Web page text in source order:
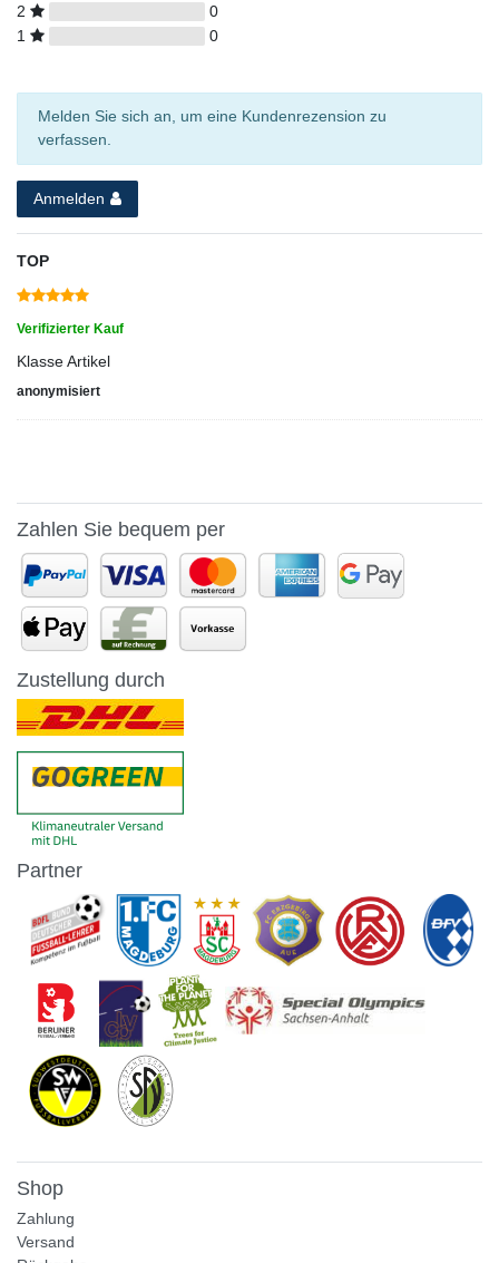
2
0
1
0
Melden Sie sich an, um eine Kundenrezension zu
verfassen.
Anmelden
TOP
Verifizierter Kauf
Klasse Artikel
anonymisiert
Zahlen Sie bequem per
Zustellung durch
Partner
Shop
Zahlung
Versand